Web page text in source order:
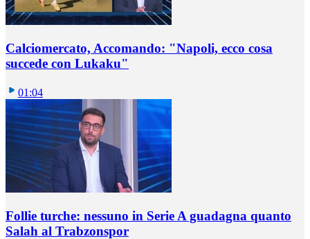
Calciomercato, Accomando: "Napoli, ecco cosa
succede con Lukaku"
01:04
Follie turche: nessuno in Serie A guadagna quanto
Salah al Trabzonspor